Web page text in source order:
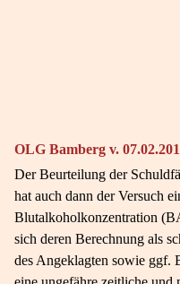
OLG Bamberg v.
Der Beurteilung der
hat auch dann der Versuch
Blutalkoholkonzentration
sich deren Berechnung als
des Angeklagten sowie ggf.